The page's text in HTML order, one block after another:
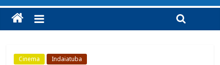
Cinema Indaiatuba